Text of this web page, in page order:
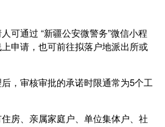
可通过 ‌“新疆公安微警务”微信小程
申请‌，也可前往拟落户地派出所或
，审核审批的承诺时限通常为‌5个工
房、亲属家庭户、单位集体户、社